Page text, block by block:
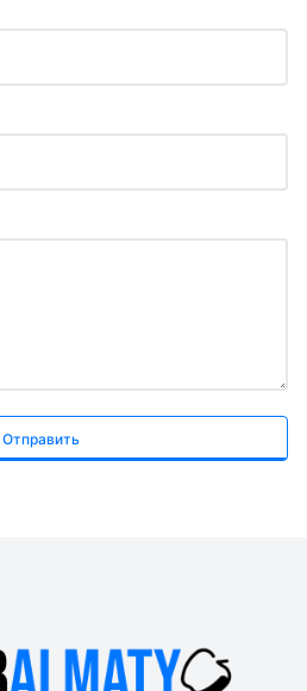
Отправить